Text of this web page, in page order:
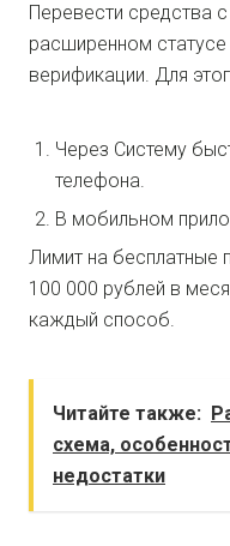
Перевести средства
расширенном
верификации. Для
Через Систему
телефона.
В мобильном
Лимит на
100 000 рублей в
каждый способ.
Читайте также:
схема,
недостатки